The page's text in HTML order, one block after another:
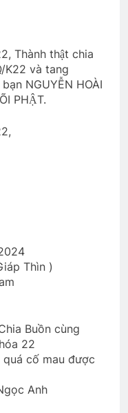
Stein)
LẠN E20
Tổ Chức ĐH 2026
2024-2026
Thành thật chia
K22 và tang
NGUYỄN HOÀI
PHẬT.
Thìn )
Buồn cùng
22
cố mau được
Anh